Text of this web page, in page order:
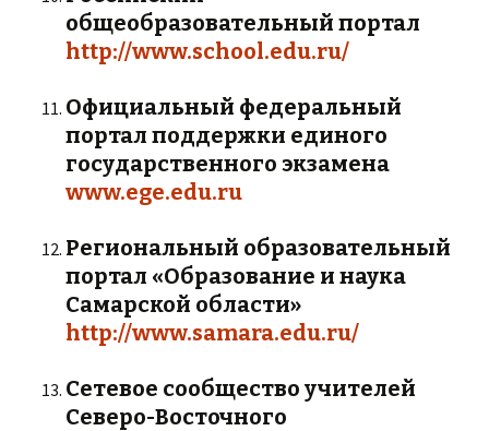
общеобразовательный портал
http://www.school.edu.ru/
Официальный федеральный
портал поддержки единого
государственного экзамена
www.ege.edu.ru
Региональный образовательный
портал «Образование и наука
Самарской области»
http://www.samara.edu.ru/
Сетевое сообщество учителей
Северо-Восточного